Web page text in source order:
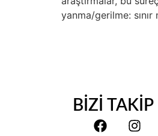
yanma/gerilme:
BİZİ TAKİP